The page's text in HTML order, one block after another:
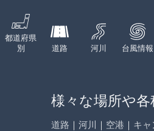
都道府県
別
道路 河川 台風情報
様々な場所や
道路 ｜ 河川 ｜ 空港 ｜ キ